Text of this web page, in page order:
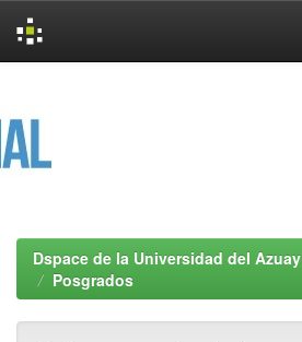
Dspace de la Universidad del Azuay
Posgrados